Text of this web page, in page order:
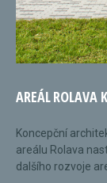
AREÁL ROLAVA
Koncepční
areálu Rolava
dalšího rozvoje